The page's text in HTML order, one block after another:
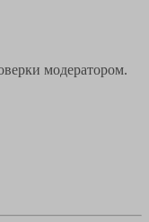
модератором.